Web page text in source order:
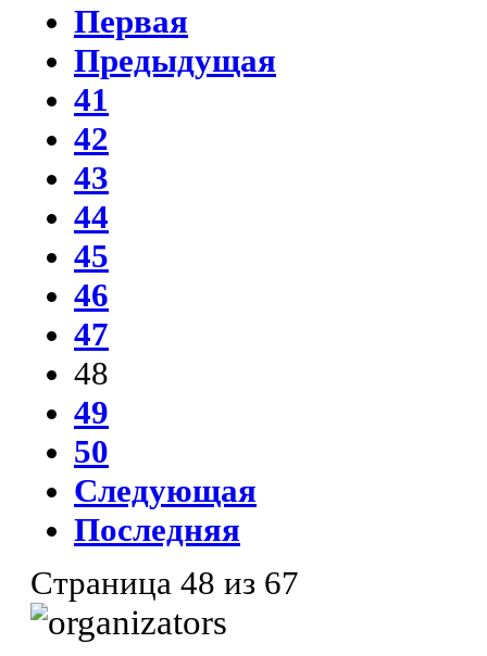
Первая
Предыдущая
41
42
43
44
45
46
47
48
49
50
Следующая
Последняя
Страница 48 из 67